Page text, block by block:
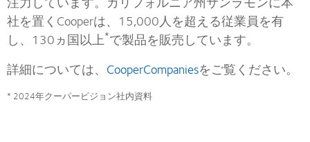
社を置くCooperは、15,000人を超える従業員を有
し、130ヵ国以上*で製品を販売しています。
詳細については、 CooperCompaniesをご覧ください。
* 2024年クーパービジョン社内資料